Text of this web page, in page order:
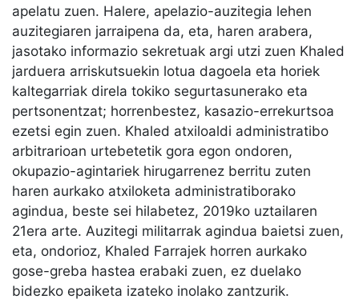
apelatu zuen. Halere, apelazio-auzitegia lehen
auzitegiaren jarraipena da, eta, haren arabera,
jasotako informazio sekretuak argi utzi zuen Khaled
jarduera arriskutsuekin lotua dagoela eta horiek
kaltegarriak direla tokiko segurtasunerako eta
pertsonentzat; horrenbestez, kasazio-errekurtsoa
ezetsi egin zuen. Khaled atxiloaldi administratibo
arbitrarioan urtebetetik gora egon ondoren,
okupazio-agintariek hirugarrenez berritu zuten
haren aurkako atxiloketa administratiborako
agindua, beste sei hilabetez, 2019ko uztailaren
21era arte. Auzitegi militarrak agindua baietsi zuen,
eta, ondorioz, Khaled Farrajek horren aurkako
gose-greba hastea erabaki zuen, ez duelako
bidezko epaiketa izateko inolako zantzurik.